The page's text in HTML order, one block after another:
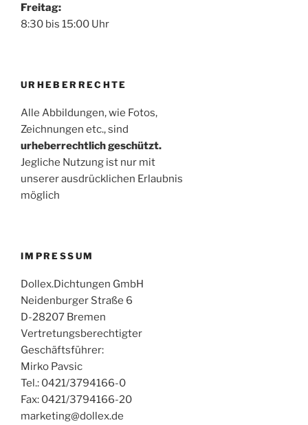
Freitag:
8:30 bis 15:00 Uhr
URHEBERRECHTE
Alle Abbildungen, wie Fotos,
Zeichnungen etc., sind
urheberrechtlich geschützt.
Jegliche Nutzung ist nur mit
unserer ausdrücklichen Erlaubnis
möglich
IMPRESSUM
Dollex.Dichtungen GmbH
Neidenburger Straße 6
D-28207 Bremen
Vertretungsberechtigter
Geschäftsführer:
Mirko Pavsic
Tel.: 0421/3794166-0
Fax: 0421/3794166-20
marketing@dollex.de